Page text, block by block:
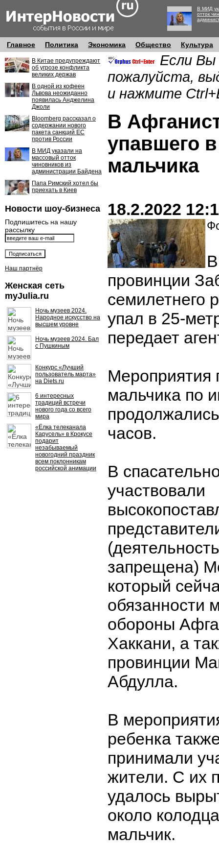
В МИД
отток
Главное Политика Экономика Общество Культура
В Китае предупреждают
об угрозе конфликта
великих держав
В одной из кофеен
Львова неожиданно
появилась Анджелина
Джоли
Bloomberg рассказал о
содержании нового
пакета санкций ЕС
против России
В МИД указали на
массовый отток
чиновников из
администрации Байдена
Папа Римский хотел бы
приехать в Киев
Новости шоу-бизнеса
Подпишитесь на нашу
рассылку
Наш партнёр
Женская сеть
myJulia.ru
Ночь музеев 2024.
Народное искусство на
высшем уровне
Ночь музеев 2024. Бал
с Пушкиным
Конкурс «Лучший
пользователь марта»
на Diets.ru
6 интересных
традиций встречи
нового года со всего
мира
«Ёлка телеканала
Карусель» в Крокусе
подарит
незабываемый
новогодний праздник
всем поклонникам
российской анимации
Если Вы
пожалуйста,
и нажмите
В
упавшего
мальчика
18.2.2022
провинции
семилетнего
упал в 25-
передает
Мероприятия
мальчика по
часов.
В
участвовали
запрещена)
который
обязанности
обороны
Хаккани, а
провинции
Абдулла.
В
ребенка
принимали
жители. С их
удалось
около
мальчик.